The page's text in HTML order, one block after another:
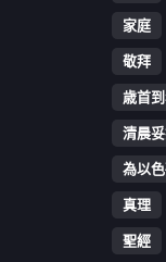
家庭
敬拜
歳首
清晨
為以
真理
聖經